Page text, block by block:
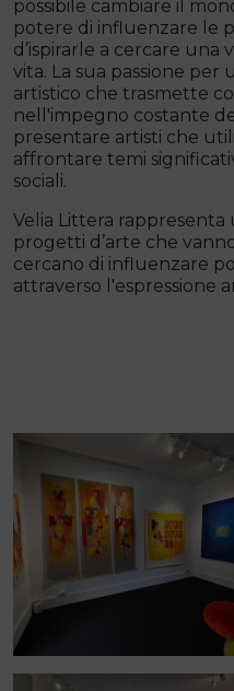
possibile cambiare il
potere di influenzare le
d’ispirarle a cercare una
vita. La sua passione
artistico che trasmette
nell'impegno costante
presentare artisti che
affrontare temi
sociali.
Velia Littera rappresenta
progetti d’arte che
cercano di influenzare
attraverso l'espressione